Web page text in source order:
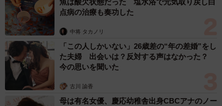
魚は酸欠状態だった 塩水浴で元気取り戻し白
点病の治療も奏功した
中将 タカノリ
「この人しかいない」26歳差の“年の差婚”をし
た夫婦 出会いは？反対する声はなかった？
今の思いを聞いた
古川 諭香
母は有名女優、慶応幼稚舎出身CBCアナのノー